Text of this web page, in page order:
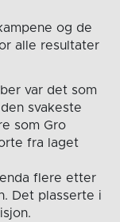
og de
alle resultater
var det som
svakeste
som Gro
fra laget
flere etter
Det plasserte i